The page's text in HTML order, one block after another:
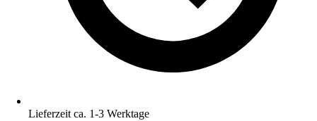
Lieferzeit ca. 1-3 Werktage